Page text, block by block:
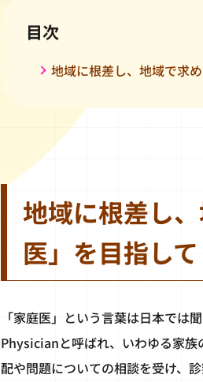
目次
地域に根差し、地域で求
地域に根差し
医」を目指して
「家庭医」という言葉は日本で
Physicianと呼ばれ、いわゆる家族
配や問題についての相談を受け、